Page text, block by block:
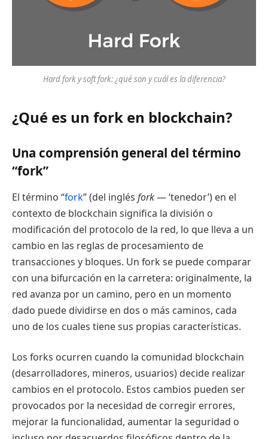
Hard fork y soft fork: ¿qué son y cuál es la diferencia?
¿Qué es un fork en blockchain?
Una comprensión general del término
“fork”
El término “fork” (del inglés fork— ‘tenedor’) en el
contexto de blockchain significa la división o
modificación del protocolo de la red, lo que lleva a un
cambio en las reglas de procesamiento de
transacciones y bloques. Un fork se puede comparar
con una bifurcación en la carretera: originalmente, la
red avanza por un camino, pero en un momento
dado puede dividirse en dos o más caminos, cada
uno de los cuales tiene sus propias características.
Los forks ocurren cuando la comunidad blockchain
(desarrolladores, mineros, usuarios) decide realizar
cambios en el protocolo. Estos cambios pueden ser
provocados por la necesidad de corregir errores,
mejorar la funcionalidad, aumentar la seguridad o